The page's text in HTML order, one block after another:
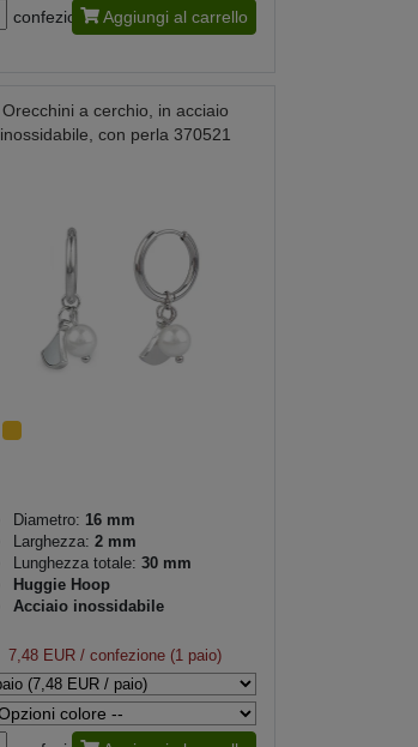
confezione Aggiungi al carrello
Orecchini a cerchio, in acciaio
inossidabile, con perla 370521
Diametro: 16 mm
Larghezza: 2 mm
Lunghezza totale: 30 mm
Huggie Hoop
Acciaio inossidabile
7,48 EUR / confezione (1 paio)